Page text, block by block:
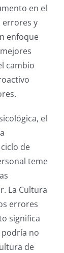
en el
errores y
enfoque
cambio
el
de
teme
La Cultura
errores
significa
no
de